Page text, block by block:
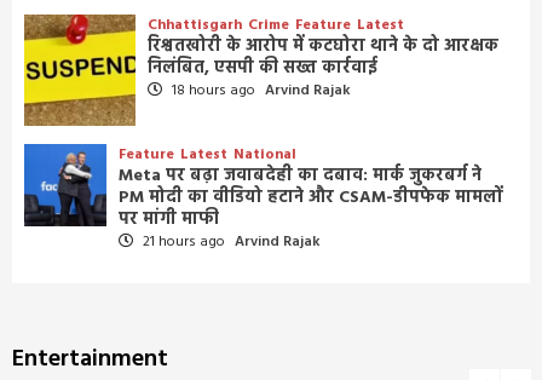
Chhattisgarh Crime Feature Latest
रिश्वतखोरी के आरोप में कटघोरा थाने के दो आरक्षक
निलंबित, एसपी की सख्त कार्रवाई
18 hours ago Arvind Rajak
Feature Latest National
Meta पर बढ़ा जवाबदेही का दबाव: मार्क जुकरबर्ग ने
PM मोदी का वीडियो हटाने और CSAM-डीपफेक मामलों
पर मांगी माफी
21 hours ago Arvind Rajak
Entertainment